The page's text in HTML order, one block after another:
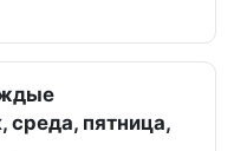
среда, пятница,